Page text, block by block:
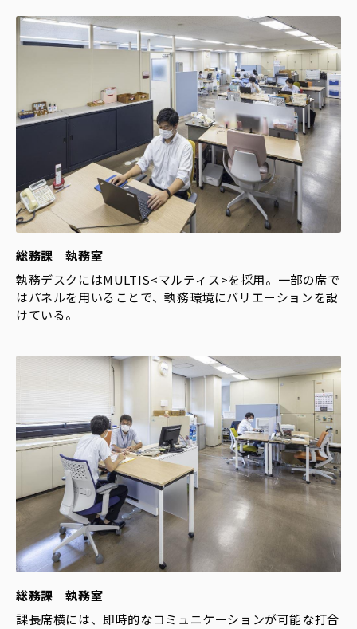
総務課 執務室
執務デスクにはMULTIS<マルティス>を採用。一部の席で
はパネルを用いることで、執務環境にバリエーションを設
けている。
総務課 執務室
課長席横には、即時的なコミュニケーションが可能な打合